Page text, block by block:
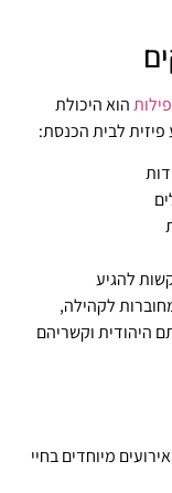
הוא היכולת
פיזית לבית הכנסת:
להגיע
לקהילה,
היהודית וקשריהם
מיוחדים בחיי